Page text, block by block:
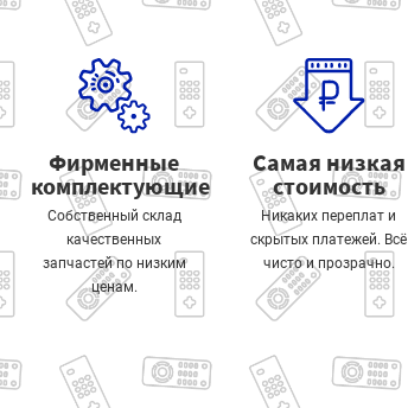
Фирменные
комплектующие
Собственный склад
качественных
запчастей по низким
ценам.
Самая низкая
стоимость
Никаких переплат и
скрытых платежей. Всё
чисто и прозрачно.